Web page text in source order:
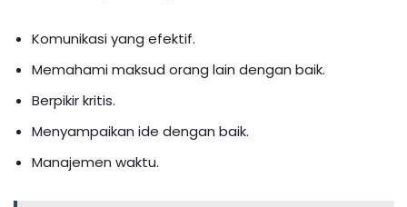
Komunikasi yang efektif.
Memahami maksud orang lain dengan baik.
Berpikir kritis.
Menyampaikan ide dengan baik.
Manajemen waktu.